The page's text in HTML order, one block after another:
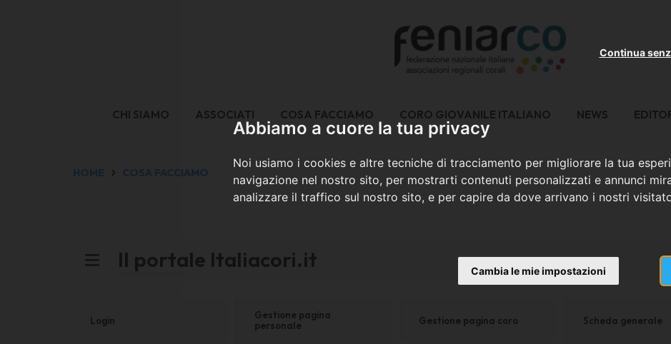
Abbiamo a cuore la tua privacy
Noi usiamo i cookies e altre tecniche di tracciamento per migliorare la tua
navigazione nel nostro sito, per mostrarti contenuti personalizzati e annunci
analizzare il traffico sul nostro sito, e per capire da dove arrivano i nostri
Continua
Cambia le mie impostazioni
CHI SIAMO ASSOCIATI COSA FACCIAMO CORO GIOVANILE ITALIANO NEWS
HOME COSA FACCIAMO
Il portale Italiacori.it
Login
Gestione pagina
personale
Gestione pagina coro Scheda generale